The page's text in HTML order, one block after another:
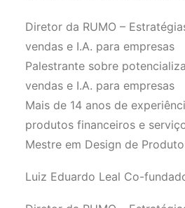
Diretor da RUMO –
vendas e I.A. para empresas
Palestrante sobre
vendas e I.A. para empresas
Mais de 14 anos de
produtos financeiros e
Mestre em Design de
Luiz Eduardo Leal Co-